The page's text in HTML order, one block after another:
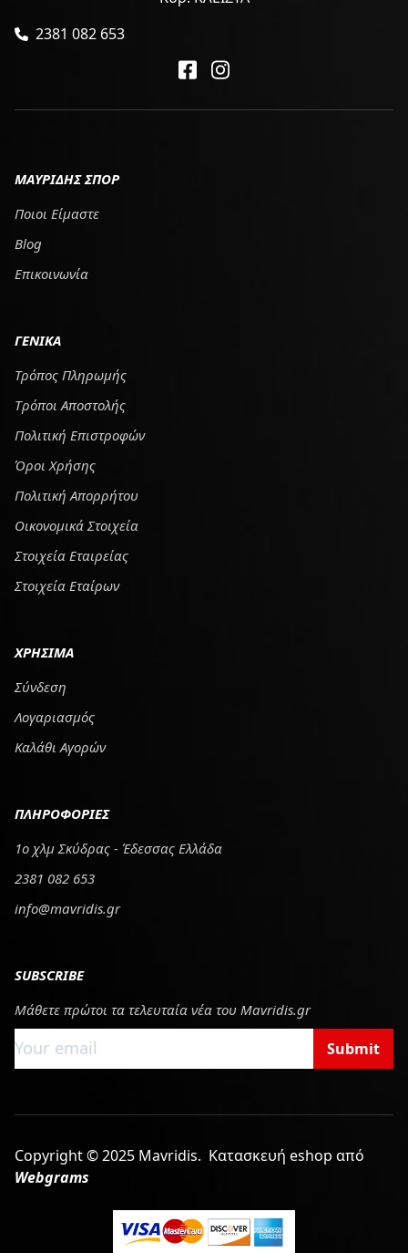
2381 082 653
ΜΑΥΡΙΔΗΣ ΣΠΟΡ
Ποιοι Είμαστε
Blog
Επικοινωνία
ΓΕΝΙΚΑ
Τρόπος Πληρωμής
Tρόποι Αποστολής
Πολιτική Επιστροφών
Όροι Χρήσης
Πολιτική Απορρήτου
Οικονομικά Στοιχεία
Στοιχεία Εταιρείας
Στοιχεία Εταίρων
ΧΡΗΣΙΜΑ
Σύνδεση
Λογαριασμός
Καλάθι Αγορών
ΠΛΗΡΟΦΟΡΙΕΣ
1ο χλμ Σκύδρας - Έδεσσας Ελλάδα
2381 082 653
info@mavridis.gr
SUBSCRIBE
Μάθετε πρώτοι τα τελευταία νέα του Mavridis.gr
Submit
Copyright © 2025 Mavridis. Κατασκευή eshop από
Webgrams